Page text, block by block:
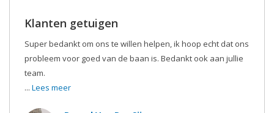
Klanten getuigen
Super bedankt om ons te willen helpen, ik hoop echt dat ons
probleem voor goed van de baan is. Bedankt ook aan jullie
team.
... Lees meer